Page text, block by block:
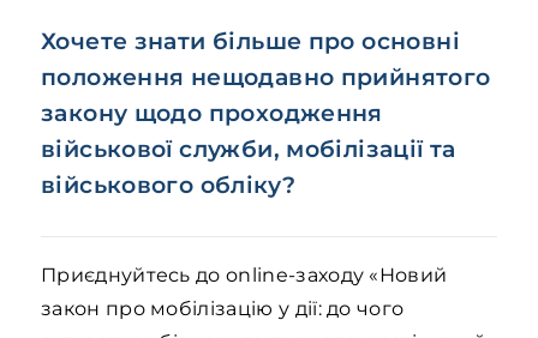
Хочете знати більше про основні
положення нещодавно прийнятого
закону щодо проходження
військової служби, мобілізації та
військового обліку?
Приєднуйтесь до online-заходу «Новий
закон про мобілізацію у дії: до чого